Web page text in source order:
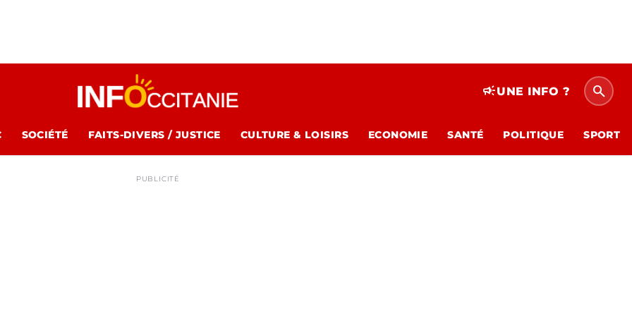
campaignUNE INFO ? search
SOCIÉTÉ FAITS-DIVERS / JUSTICE CULTURE & LOISIRS ECONOMIE SANTÉ POLITIQUE SPORT
PUBLICITÉ